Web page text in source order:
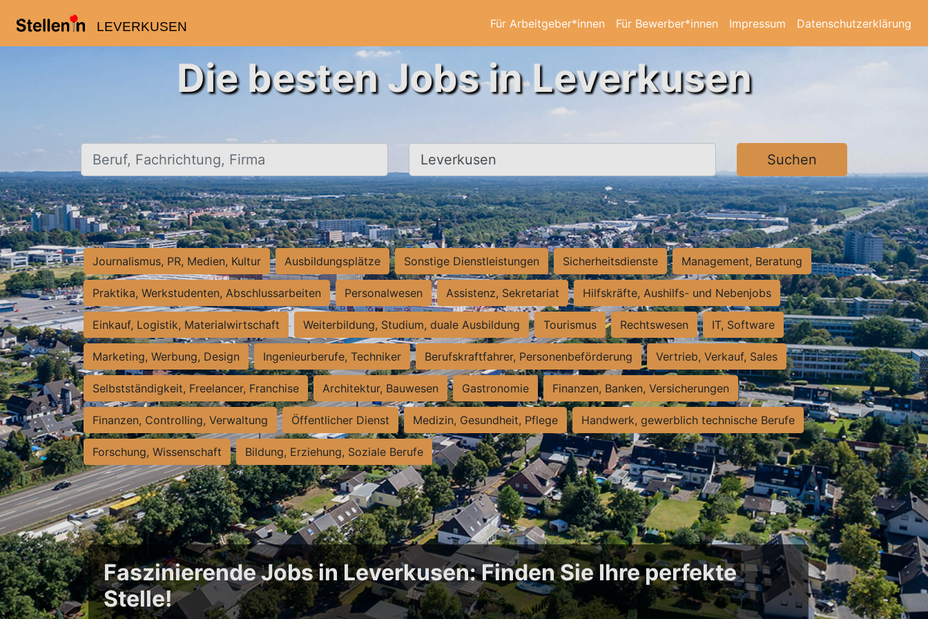
LEVERKUSEN Für Arbeitgeber*innen Für Bewerber*innen Impressum Datenschutzerklärung
Die besten Jobs in Leverkusen
Beruf, Fachrichtung, Firma Ort, Stadt Suchen
Journalismus, PR, Medien, Kultur Ausbildungsplätze Sonstige Dienstleistungen Sicherheitsdienste Management, Beratung
Praktika, Werkstudenten, Abschlussarbeiten Personalwesen Assistenz, Sekretariat Hilfskräfte, Aushilfs- und Nebenjobs
Einkauf, Logistik, Materialwirtschaft Weiterbildung, Studium, duale Ausbildung Tourismus Rechtswesen IT, Software
Marketing, Werbung, Design Ingenieurberufe, Techniker Berufskraftfahrer, Personenbeförderung Vertrieb, Verkauf, Sales
Selbstständigkeit, Freelancer, Franchise Architektur, Bauwesen Gastronomie Finanzen, Banken, Versicherungen
Finanzen, Controlling, Verwaltung Öffentlicher Dienst Medizin, Gesundheit, Pflege Handwerk, gewerblich technische Berufe
Forschung, Wissenschaft Bildung, Erziehung, Soziale Berufe
Faszinierende Jobs in Leverkusen: Finden Sie Ihre perfekte
Stelle!